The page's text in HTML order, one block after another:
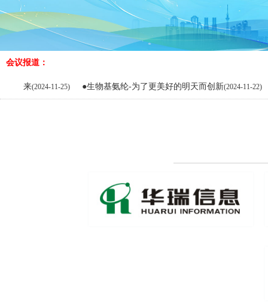
会议报道：
11-25) ●生物基氨纶-为了更美好的明天而创新(2024-11-22) ●BDO